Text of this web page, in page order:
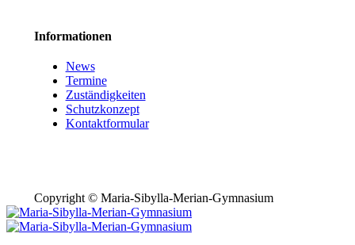
Informationen
News
Termine
Zuständigkeiten
Schutzkonzept
Kontaktformular
Copyright © Maria-Sibylla-Merian-Gymnasium